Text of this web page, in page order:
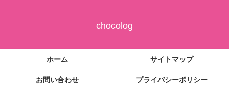
chocolog
ホーム サイトマップ
お問い合わせ プライバシーポリシー